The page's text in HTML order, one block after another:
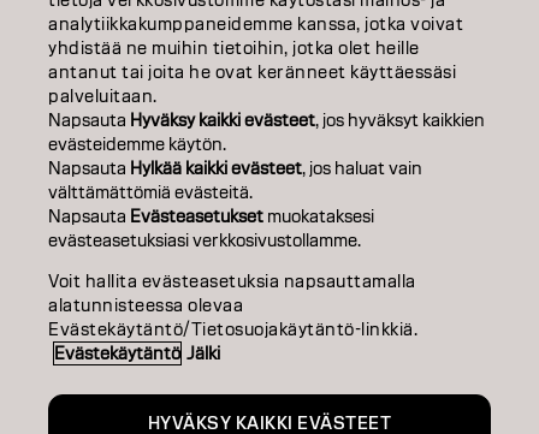
SALON FINDER
RYHDY KUMPPANIKSI
OTA YHTEYTTÄ
JulkaisijaTietosuojakäytäntö
Accessibility
FI | Finnish
Goldwell is part of
analytiikkakumppaneidemme kanssa, jotka voivat
yhdistää ne muihin tietoihin, jotka olet heille
antanut tai joita he ovat keränneet käyttäessäsi
palveluitaan.
Napsauta Hyväksy kaikki evästeet, jos hyväksyt kaikkien
evästeidemme käytön.
Napsauta Hylkää kaikki evästeet, jos haluat vain
välttämättömiä evästeitä.
Napsauta Evästeasetukset muokataksesi
evästeasetuksiasi verkkosivustollamme.
Voit hallita evästeasetuksia napsauttamalla
alatunnisteessa olevaa
Evästekäytäntö/Tietosuojakäytäntö-linkkiä.
Evästekäytäntö Jälki
HYVÄKSY KAIKKI EVÄSTEET